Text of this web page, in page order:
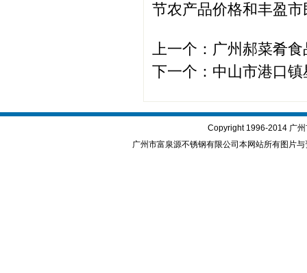
节农产品价格和丰盈
上一个： 广州郝菜肴
下一个： 中山市港口
Copyright 1996-2014 广
广州市富泉源不锈钢有限公司本网站所有图片